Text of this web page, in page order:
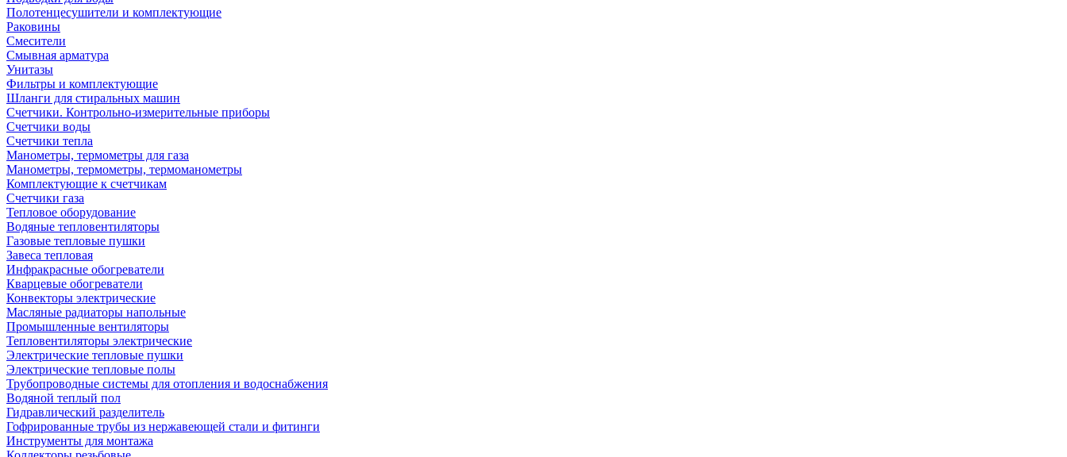
Полотенцесушители и комплектующие
Раковины
Смесители
Смывная арматура
Унитазы
Фильтры и комплектующие
Шланги для стиральных машин
Счетчики. Контрольно-измерительные приборы
Счетчики воды
Счетчики тепла
Манометры, термометры для газа
Манометры, термометры, термоманометры
Комплектующие к счетчикам
Счетчики газа
Тепловое оборудование
Водяные тепловентиляторы
Газовые тепловые пушки
Завеса тепловая
Инфракрасные обогреватели
Кварцевые обогреватели
Конвекторы электрические
Масляные радиаторы напольные
Промышленные вентиляторы
Тепловентиляторы электрические
Электрические тепловые пушки
Электрические тепловые полы
Трубопроводные системы для отопления и водоснабжения
Водяной теплый пол
Гидравлический разделитель
Гофрированные трубы из нержавеющей стали и фитинги
Инструменты для монтажа